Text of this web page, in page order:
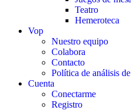
Teatro
Hemeroteca
Vop
Nuestro equipo
Colabora
Contacto
Política de análisis
Cuenta
Conectarme
Registro